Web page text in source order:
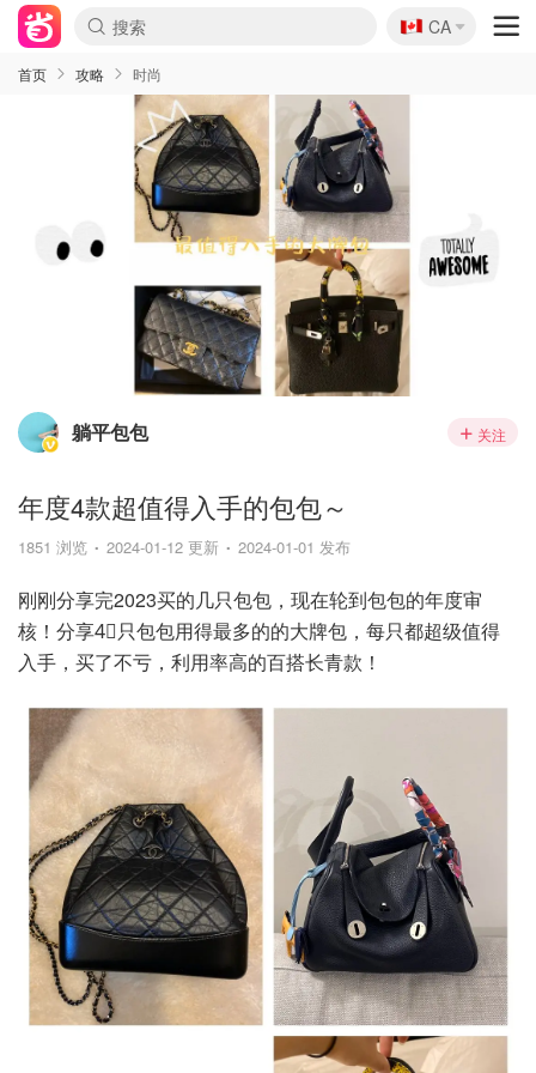
🇨🇦
CA
首页 攻略 时尚
躺平包包 关注
年度4款超值得入手的包包～
1851 浏览 2024-01-12 更新 2024-01-01 发布
刚刚分享完2023买的几只包包，现在轮到包包的年度审
核！分享4⃣️只包包用得最多的的大牌包，每只都超级值得
入手，买了不亏，利用率高的百搭长青款！